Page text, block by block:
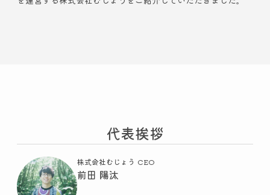
代表挨拶
株式会社むじょう CEO
前田 陽汰